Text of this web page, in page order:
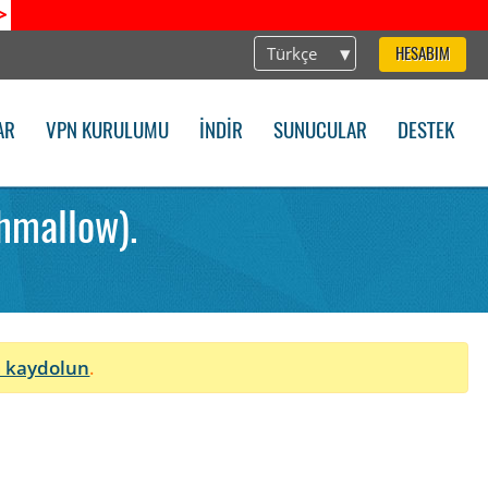
Türkçe HESABIM
VPN KURULUMU İNDIR SUNUCULAR DESTEK
kaydolun.